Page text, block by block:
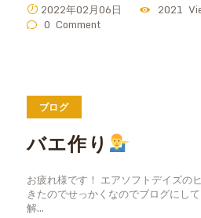
2022年02月06日 2021
0 Comment
ブログ
バエ作り
お疲れ様です！ エアソフトデイズの
きたのでせっかくなのでブログにし
解…